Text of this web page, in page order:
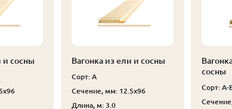
и сосны Вагонка из ели и сосны
Сорт: А
Сечение, мм: 12.5x96
Длина, м: 3.0
сосны
Сорт: А-